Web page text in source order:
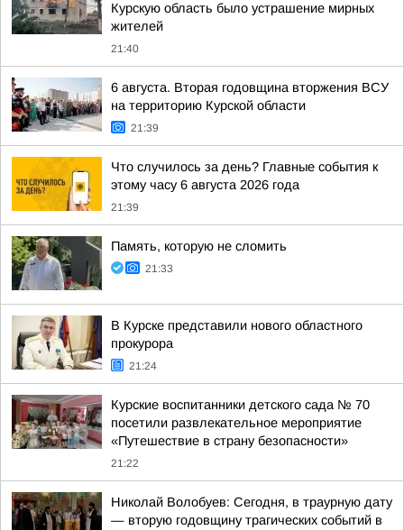
Курскую область было устрашение мирных
жителей
21:40
6 августа. Вторая годовщина вторжения ВСУ
на территорию Курской области
21:39
Что случилось за день? Главные события к
этому часу 6 августа 2026 года
21:39
Память, которую не сломить
21:33
В Курске представили нового областного
прокурора
21:24
Курские воспитанники детского сада № 70
посетили развлекательное мероприятие
«Путешествие в страну безопасности»
21:22
Николай Волобуев: Сегодня, в траурную дату
— вторую годовщину трагических событий в